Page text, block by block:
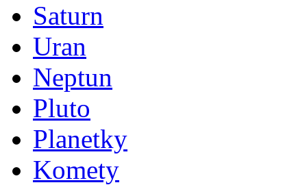
Saturn
Uran
Neptun
Pluto
Planetky
Komety